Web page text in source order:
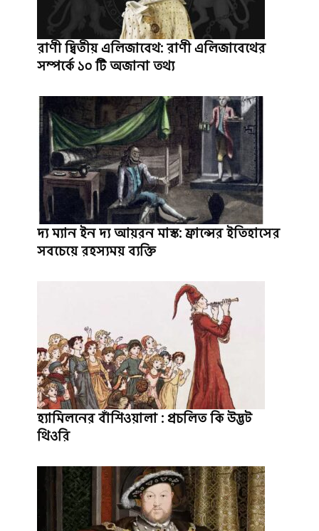
রাণী দ্বিতীয় এলিজাবেথ: রাণী এলিজাবেথের
সম্পর্কে ১০ টি অজানা তথ্য
দ্য ম্যান ইন দ্য আয়রন মাস্ক: ফ্রান্সের ইতিহাসের
সবচেয়ে রহস্যময় ব্যক্তি
হ্যামিলনের বাঁশিওয়ালা : প্রচলিত কি উদ্ভট
থিওরি